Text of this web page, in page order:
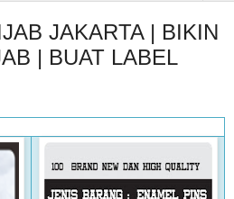
JAKARTA | BIKIN
| BUAT LABEL